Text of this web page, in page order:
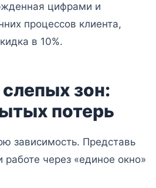
цифрами и
процессов клиента,
в 10%.
зон:
потерь
зависимость. Представь
через «единое окно»